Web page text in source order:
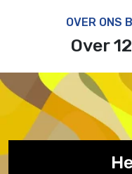
OVER ONS
Over